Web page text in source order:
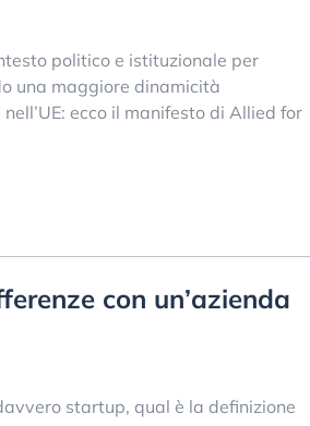
politico e istituzionale per
una maggiore dinamicità
ecco il manifesto di Allied for
con un’azienda
startup, qual è la definizione